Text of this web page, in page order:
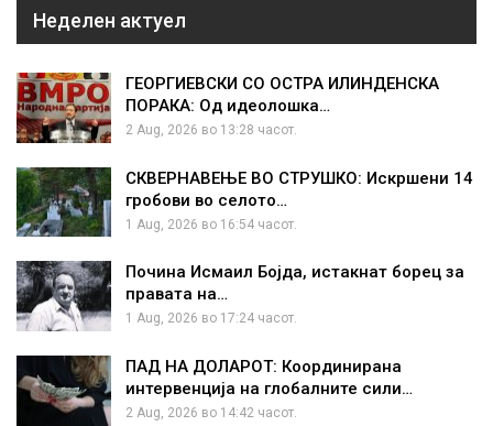
Неделен актуел
ГЕОРГИЕВСКИ СО ОСТРА ИЛИНДЕНСКА
ПОРАКА: Од идеолошка…
2 Aug, 2026 во 13:28 часот.
СКВЕРНАВЕЊЕ ВО СТРУШКО: Искршени 14
гробови во селото…
1 Aug, 2026 во 16:54 часот.
Почина Исмаил Бојда, истакнат борец за
правата на…
1 Aug, 2026 во 17:24 часот.
ПАД НА ДОЛАРОТ: Координирана
интервенција на глобалните сили…
2 Aug, 2026 во 14:42 часот.